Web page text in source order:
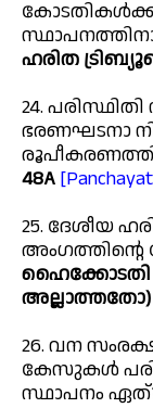
ഹരിത
24.
ഭരണഘടനാ
48A
25. ദേശീയ
ഹൈക്കോടതി
അല്ലാത്തതോ)
26. വന
കേസുകൾ
സ്ഥാപനം